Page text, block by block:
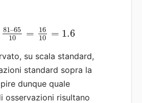
81–65
10
=
16
10
= 1.6
su scala standard,
standard sopra la
dunque quale
osservazioni risultano